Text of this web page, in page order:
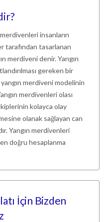
insanların
tarafından tasarlanan
merdiveni denir. Yangın
gereken bir
merdiveni modelinin
merdivenleri olası
kolayca olay
olanak sağlayan can
Yangın merdivenleri
doğru hesaplanma
İçin Bizden